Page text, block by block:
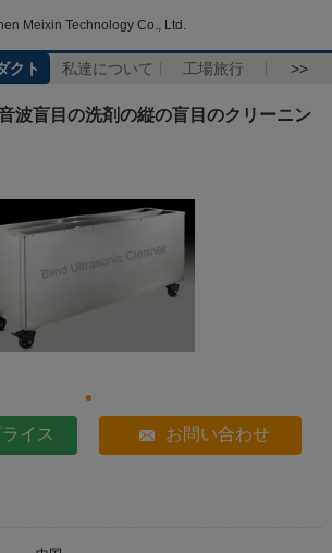
Meixin Technology Co., Ltd.
クト 私達について 工場旅行 >>
波盲目の洗剤の縦の盲目のクリーニン
イス お問い合わせ